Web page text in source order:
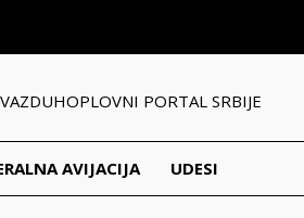
VAZDUHOPLOVNI PORTAL SRBIJE
AVIJACIJA UDESI